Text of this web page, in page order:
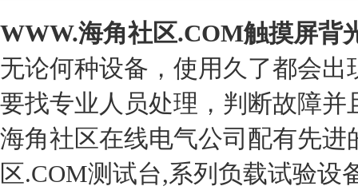
WWW.海角社区.COM触摸屏背
无论何种设备，使用久了都会
要找专业人员处理，判断故障并
海角社区在线电气公司配有先进
区.COM测试台,系列负载试验设